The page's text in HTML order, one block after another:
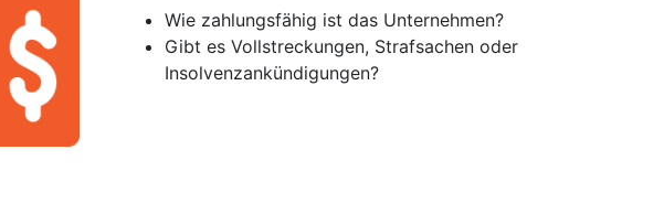
Wie zahlungsfähig ist das Unternehmen?
Gibt es Vollstreckungen, Strafsachen oder
Insolvenzankündigungen?